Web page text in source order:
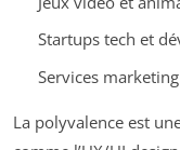
Startups tech et
Services
La polyvalence est